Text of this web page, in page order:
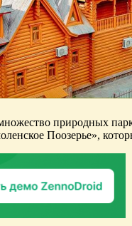
природных
Поозерье»,